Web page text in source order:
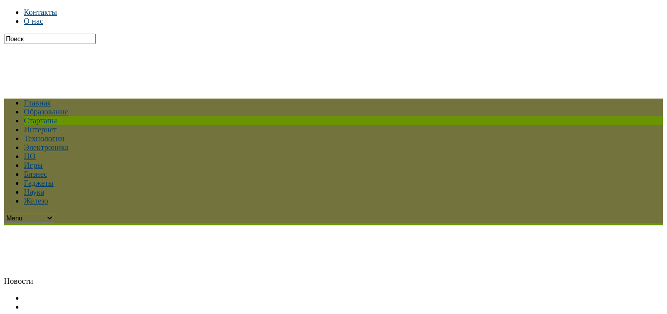
Контакты
О нас
Главная
Образование
Стартапы
Интернет
Технологии
Электроника
ПО
Игры
Бизнес
Гаджеты
Наука
Железо
Новости